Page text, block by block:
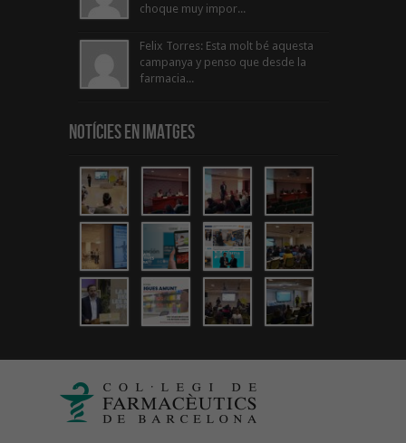
choque muy impor...
Felix Torres: Esta molt bé aquesta
campanya y penso que desde la
farmacia...
Notícies en Imatges